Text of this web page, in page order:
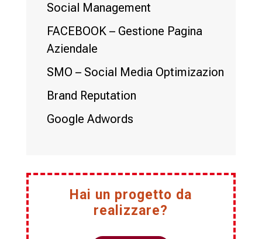
Social Management
FACEBOOK – Gestione Pagina
Aziendale
SMO – Social Media Optimizazion
Brand Reputation
Google Adwords
Hai un progetto da
realizzare?